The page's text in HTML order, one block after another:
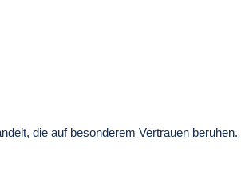
die auf besonderem Vertrauen beruhen.